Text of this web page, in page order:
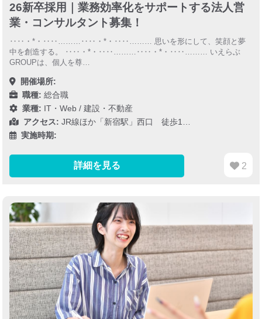
26新卒採用｜業務効率化をサポートする法人営
業・コンサルタント募集！
‥‥・*・‥‥………‥‥・*・‥‥……… 思いを形にして、笑顔と夢
中を創造する。 ‥‥・*・‥‥………‥‥・*・‥‥……… いえらぶ
GROUPは、個人を尊…
開催場所:
職種: 総合職
業種: IT・Web /建設・不動産
アクセス: JR線ほか「新宿駅」西口 徒歩1…
実施時期:
詳細を見る 2